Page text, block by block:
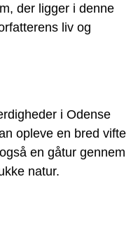
der ligger i denne
liv og
i Odense
opleve en bred vifte
en gåtur gennem
natur.